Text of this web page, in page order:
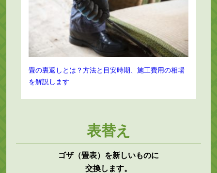
畳の裏返しとは？方法と目安時期、施工費用の相場
を解説します
表替え
ゴザ（畳表）を新しいものに
交換します。